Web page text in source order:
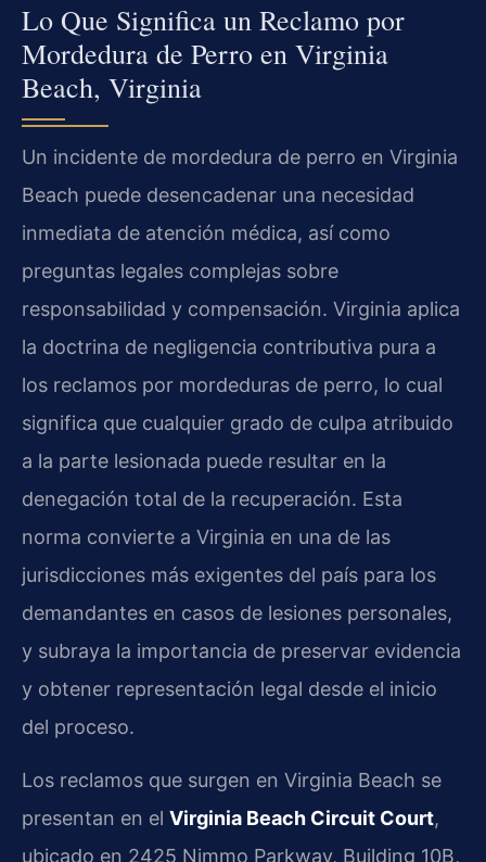
Lo Que Significa un Reclamo por
Mordedura de Perro en Virginia
Beach, Virginia
Un incidente de mordedura de perro en Virginia
Beach puede desencadenar una necesidad
inmediata de atención médica, así como
preguntas legales complejas sobre
responsabilidad y compensación. Virginia aplica
la doctrina de negligencia contributiva pura a
los reclamos por mordeduras de perro, lo cual
significa que cualquier grado de culpa atribuido
a la parte lesionada puede resultar en la
denegación total de la recuperación. Esta
norma convierte a Virginia en una de las
jurisdicciones más exigentes del país para los
demandantes en casos de lesiones personales,
y subraya la importancia de preservar evidencia
y obtener representación legal desde el inicio
del proceso.
Los reclamos que surgen en Virginia Beach se
presentan en el Virginia Beach Circuit Court,
ubicado en 2425 Nimmo Parkway, Building 10B,